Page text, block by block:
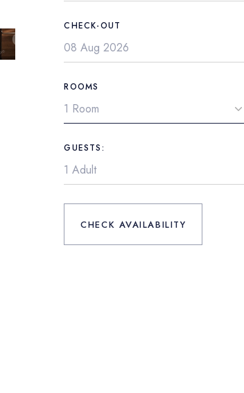
CHECK-OUT
ROOMS
GUESTS:
CHECK AVAILABILITY